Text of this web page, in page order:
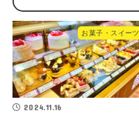
お菓子・スイーツ
2024.11.16